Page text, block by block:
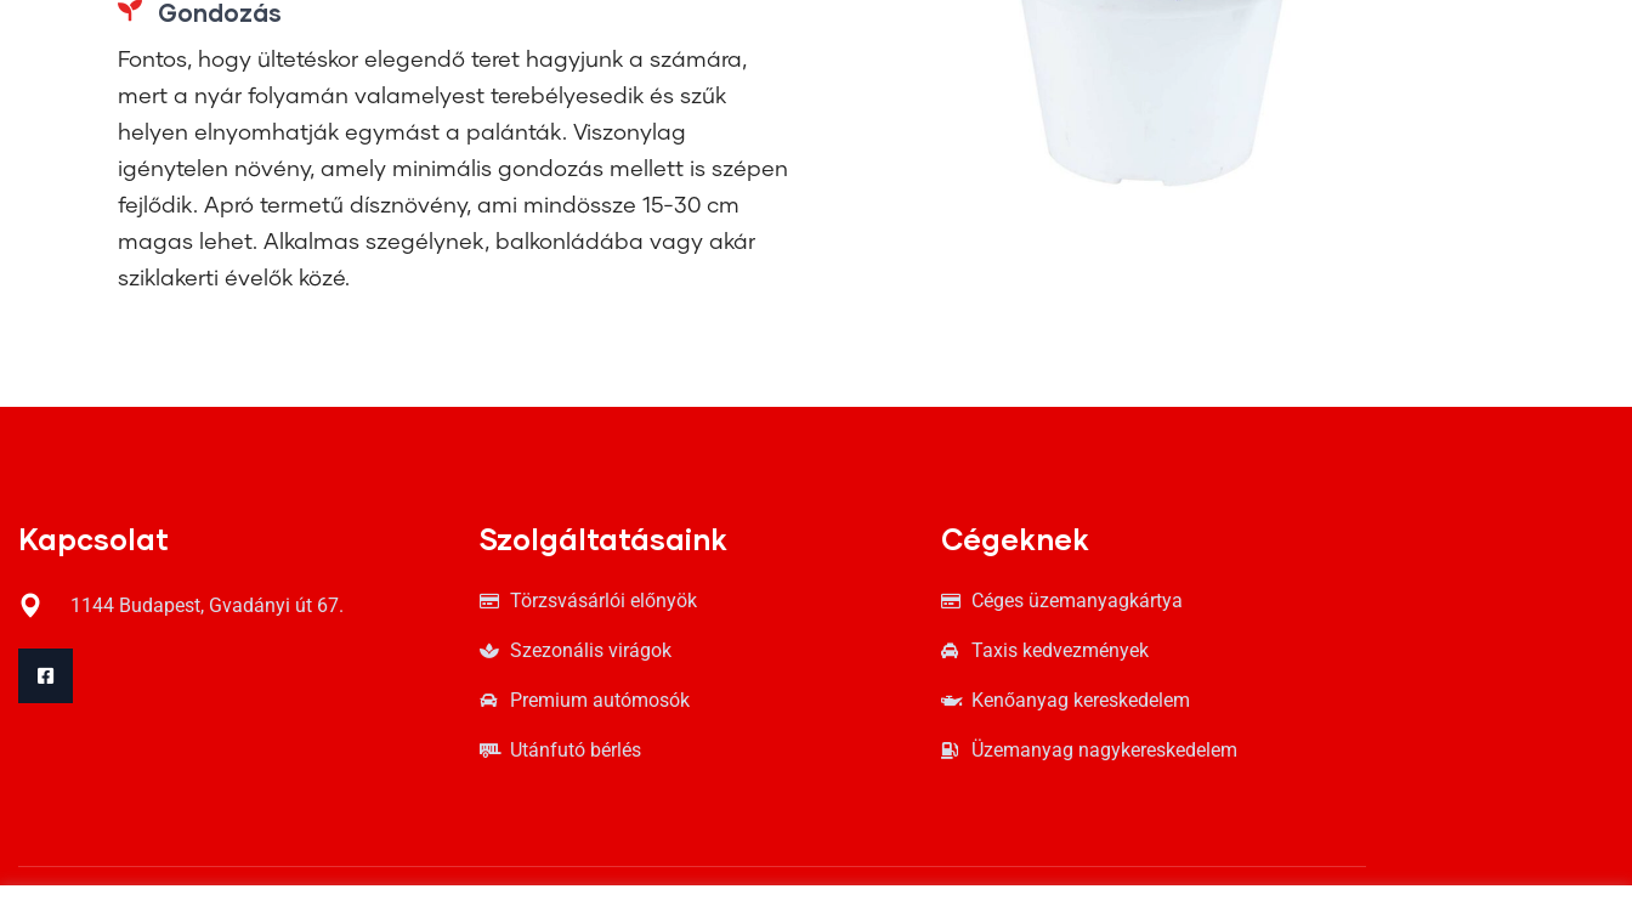
Gondozás
Fontos, hogy ültetéskor elegendő teret hagyjunk a számára,
mert a nyár folyamán valamelyest terebélyesedik és szűk
helyen elnyomhatják egymást a palánták. Viszonylag
igénytelen növény, amely minimális gondozás mellett is szépen
fejlődik. Apró termetű dísznövény, ami mindössze 15-30 cm
magas lehet. Alkalmas szegélynek, balkonládába vagy akár
sziklakerti évelők közé.
Kapcsolat
1144 Budapest, Gvadányi út 67.
Szolgáltatásaink
Törzsvásárlói előnyök
Szezonális virágok
Premium autómosók
Utánfutó bérlés
Cégeknek
Céges üzemanyagkártya
Taxis kedvezmények
Kenőanyag kereskedelem
Üzemanyag nagykereskedelem